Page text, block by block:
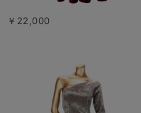
￥22,000